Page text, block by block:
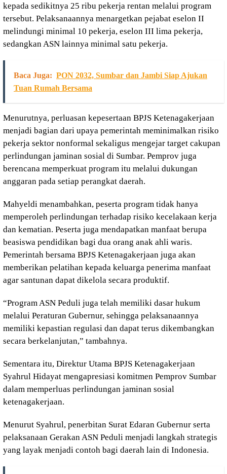
kepada sedikitnya 25 ribu pekerja rentan melalui program
tersebut. Pelaksanaannya menargetkan pejabat eselon II
melindungi minimal 10 pekerja, eselon III lima pekerja,
sedangkan ASN lainnya minimal satu pekerja.
Baca Juga: PON 2032, Sumbar dan Jambi Siap Ajukan
Tuan Rumah Bersama
Menurutnya, perluasan kepesertaan BPJS Ketenagakerjaan
menjadi bagian dari upaya pemerintah meminimalkan risiko
pekerja sektor nonformal sekaligus mengejar target cakupan
perlindungan jaminan sosial di Sumbar. Pemprov juga
berencana memperkuat program itu melalui dukungan
anggaran pada setiap perangkat daerah.
Mahyeldi menambahkan, peserta program tidak hanya
memperoleh perlindungan terhadap risiko kecelakaan kerja
dan kematian. Peserta juga mendapatkan manfaat berupa
beasiswa pendidikan bagi dua orang anak ahli waris.
Pemerintah bersama BPJS Ketenagakerjaan juga akan
memberikan pelatihan kepada keluarga penerima manfaat
agar santunan dapat dikelola secara produktif.
“Program ASN Peduli juga telah memiliki dasar hukum
melalui Peraturan Gubernur, sehingga pelaksanaannya
memiliki kepastian regulasi dan dapat terus dikembangkan
secara berkelanjutan,” tambahnya.
Sementara itu, Direktur Utama BPJS Ketenagakerjaan
Syahrul Hidayat mengapresiasi komitmen Pemprov Sumbar
dalam memperluas perlindungan jaminan sosial
ketenagakerjaan.
Menurut Syahrul, penerbitan Surat Edaran Gubernur serta
pelaksanaan Gerakan ASN Peduli menjadi langkah strategis
yang layak menjadi contoh bagi daerah lain di Indonesia.